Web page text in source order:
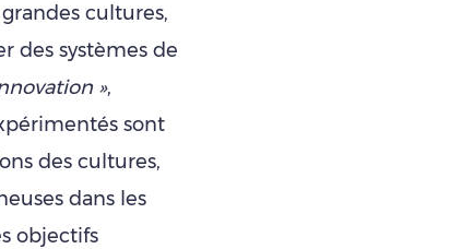
cultures,
des systèmes de
»,
sont
des cultures,
dans les
objectifs